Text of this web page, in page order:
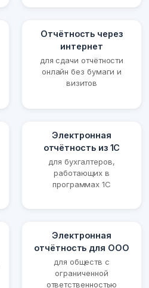
Отчётность через
интернет
для сдачи отчётности
онлайн без бумаги и
визитов
Электронная
отчётность из 1С
для бухгалтеров,
работающих в
программах 1С
Электронная
отчётность для ООО
для обществ с
ограниченной
ответственностью